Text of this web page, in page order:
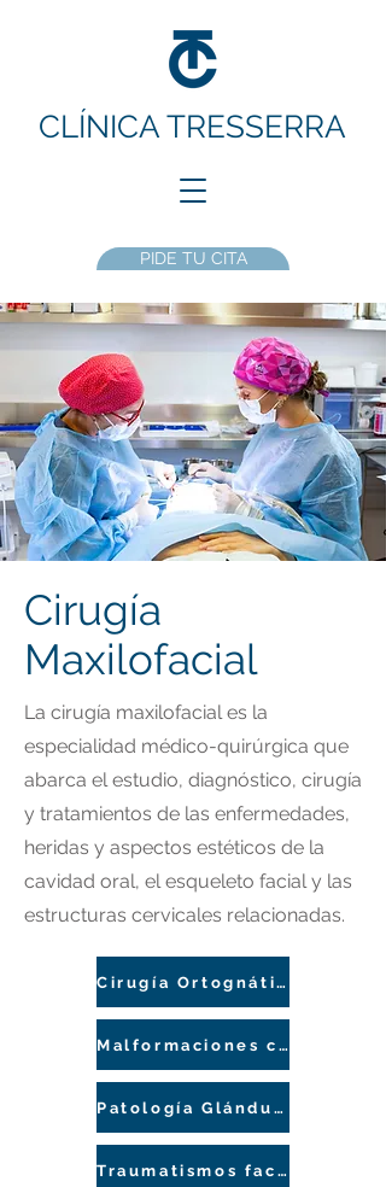
CLÍNICA TRESSERRA
PIDE TU CITA
Cirugía
Maxilofacial
La cirugía maxilofacial es la
especialidad médico-quirúrgica que
abarca el estudio, diagnóstico, cirugía
y tratamientos de las enfermedades,
heridas y aspectos estéticos de la
cavidad oral, el esqueleto facial y las
estructuras cervicales relacionadas.
Cirugía Ortognática
Malformaciones congénitas
Patología Glándulas Salivares
Traumatismos faciales